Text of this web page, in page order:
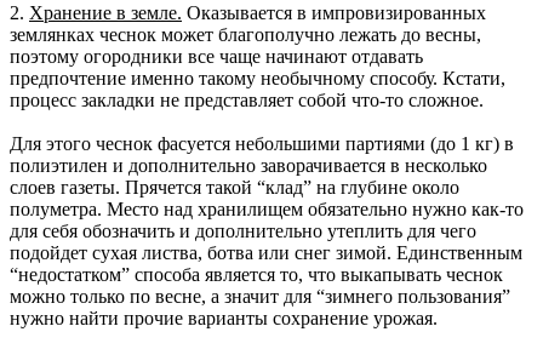
2. Хранение в земле. Оказывается в импровизированных
землянках чеснок может благополучно лежать до весны,
поэтому огородники все чаще начинают отдавать
предпочтение именно такому необычному способу. Кстати,
процесс закладки не представляет собой что-то сложное.
Для этого чеснок фасуется небольшими партиями (до 1 кг) в
полиэтилен и дополнительно заворачивается в несколько
слоев газеты. Прячется такой “клад” на глубине около
полуметра. Место над хранилищем обязательно нужно как-то
для себя обозначить и дополнительно утеплить для чего
подойдет сухая листва, ботва или снег зимой. Единственным
“недостатком” способа является то, что выкапывать чеснок
можно только по весне, а значит для “зимнего пользования”
нужно найти прочие варианты сохранение урожая.